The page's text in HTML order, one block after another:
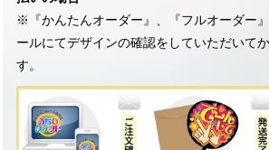
※『かんたんオーダー 』 『フルオーダー 』
ールにてデザインの確認をしていただいて
す。